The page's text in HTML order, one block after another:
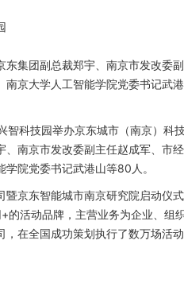
东集团副总裁郑宇、南京市发改委
南京大学人工智能学院党委书记武
智科技园举办京东城市（南京）科
、南京市发改委副主任赵成军、市
学院党委书记武港山等80 人。
暨京东智能城市南京研究院启动仪式
+的活动品牌，主营业务为企业、组
，在全国成功策划执行了数万场活